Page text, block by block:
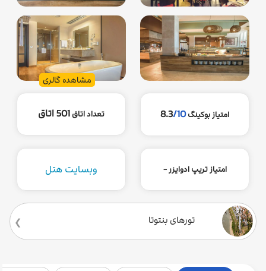
مشاهده گالری
امتیاز بوکینگ 8.3/10 تعداد اتاق501 اتاق
امتیاز تریپ ادوایزر - وبسایت هتل
تورهای بنتوتا